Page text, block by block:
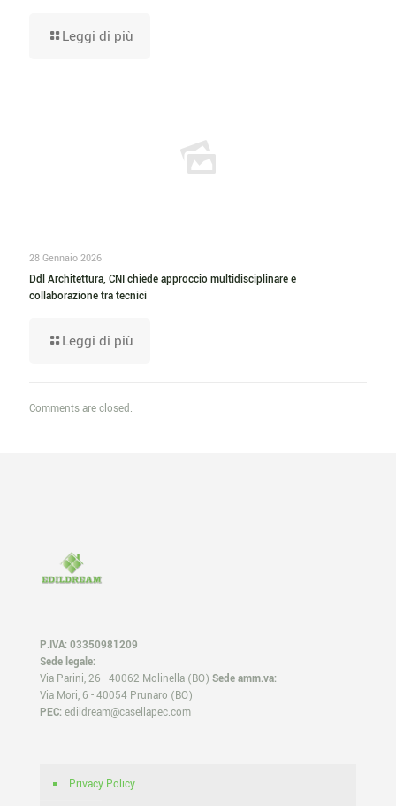
Leggi di più
28 Gennaio 2026
Ddl Architettura, CNI chiede approccio multidisciplinare e
collaborazione tra tecnici
Leggi di più
Comments are closed.
P.IVA: 03350981209
Sede legale:
Via Parini, 26 - 40062 Molinella (BO) Sede amm.va:
Via Mori, 6 - 40054 Prunaro (BO)
PEC: edildream@casellapec.com
Privacy Policy